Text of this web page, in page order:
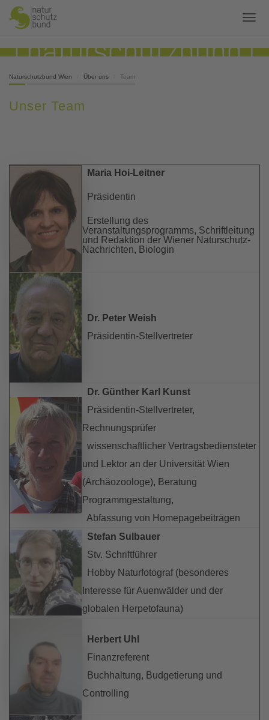
Naturschutzbund Wien Über uns Team
Unser Team
Maria Hoi-Leitner
Präsidentin
Erstellung des
Veranstaltungsprogramms, Schriftleitung
und Redaktion der Wiener Naturschutz-
Nachrichten, Biologin
Dr. Peter Weish
Präsidentin-Stellvertreter
Dr. Günther Karl Kunst
Präsidentin-Stellvertreter,
Rechnungsprüfer
wissenschaftlicher Vertragsbediensteter
und Lektor an der Universität Wien
(Archäozoologe), Beratung
Programmgestaltung,
Abfassung von Homepagebeiträgen
Stefan Sulbauer
Stv. Schriftführer
Hobby Naturfotograf (besonderes
Interesse für Auenwälder und der
globalen Herpetofauna)
Herbert Uhl
Finanzreferent
Buchhaltung, Budgetierung und
Controlling